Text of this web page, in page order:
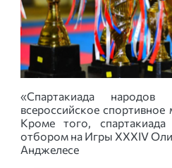
«Спартакиада
всероссийское
Кроме того,
отбором на Игры XXXIV
Анджелесе